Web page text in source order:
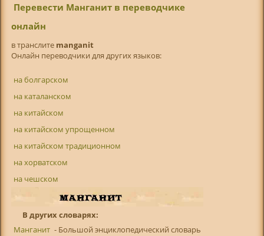
Перевести Манганит в переводчике
онлайн
в транслитe manganit
Онлайн переводчики для других языков:
на болгарском
на каталанском
на китайском
на китайском упрощенном
на китайском традиционном
на хорватском
на чешском
В других словарях:
Манганит - Большой энциклопедический словарь